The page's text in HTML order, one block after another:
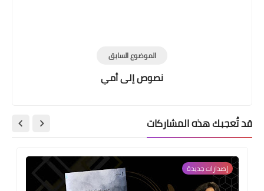
الموضوع السابق
نصوص إلى أمي
قد تُعجبك هذه المشاركات
إصدارات جديدة